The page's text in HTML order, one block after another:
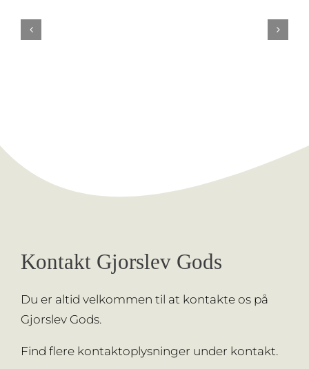
Kontakt Gjorslev Gods
Du er altid velkommen til at kontakte os på
Gjorslev Gods.
Find flere kontaktoplysninger under kontakt.